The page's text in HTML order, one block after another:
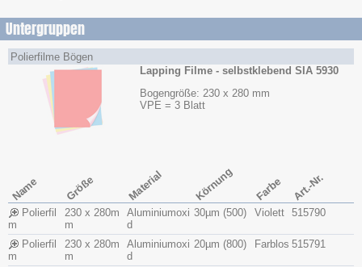
Untergruppen
Polierfilme Bögen
Lapping Filme - selbstklebend SIA 5930
Bogengröße: 230 x 280 mm
VPE = 3 Blatt
Name Größe Material Körnung Farbe Art.-Nr.
Polierfil
m
230 x 280m
m
Aluminiumoxi
d
30µm (500) Violett 515790
Polierfil
m
230 x 280m
m
Aluminiumoxi
d
20µm (800) Farblos 515791